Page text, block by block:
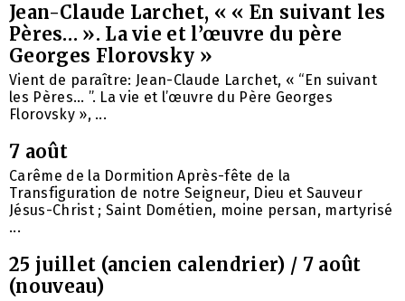
Jean-Claude Larchet, « « En suivant les
Pères… ». La vie et l’œuvre du père
Georges Florovsky »
Vient de paraître: Jean-Claude Larchet, « “En suivant
les Pères… ”. La vie et l’œuvre du Père Georges
Florovsky », ...
7 août
Carême de la Dormition Après-fête de la
Transfiguration de notre Seigneur, Dieu et Sauveur
Jésus-Christ ; Saint Dométien, moine persan, martyrisé
...
25 juillet (ancien calendrier) / 7 août
(nouveau)